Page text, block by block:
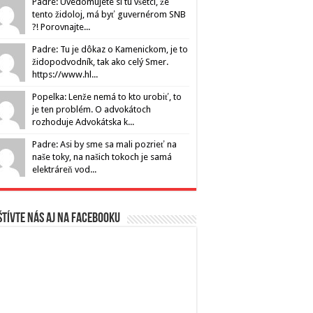
tento židoloj, má byť guvernérom SNB
?! Porovnajte...
Padre: Tu je dôkaz o Kamenickom, je to
židopodvodník, tak ako celý Smer.
https://www.hl...
Popelka: Lenže nemá to kto urobiť, to
je ten problém. O advokátoch
rozhoduje Advokátska k...
Padre: Asi by sme sa mali pozrieť na
naše toky, na našich tokoch je samá
elektráreň vod...
nás aj na Facebooku